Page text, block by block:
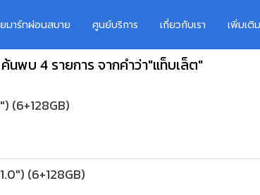
มาร์ทผ่อนสบาย ศูนย์บริการ เกี่ยวกับเรา เพิ่มเ
ค้นพบ 4 รายการ จากคำว่า"แท็บเล็ต"
(6+128GB)
(6+128GB)